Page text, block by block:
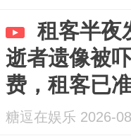
租客半夜
逝者遗像被
费，租客已
糖逗在娱乐 2026-